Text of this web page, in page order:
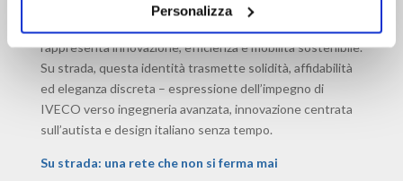
Personalizza
mirati: il rosso per i veicoli diesel e gas, simbolo di energia,
rappresenta innovazione, efficienza e mobilità sostenibile.
Su strada, questa identità trasmette solidità, affidabilità
ed eleganza discreta – espressione dell’impegno di
IVECO verso ingegneria avanzata, innovazione centrata
sull’autista e design italiano senza tempo.
Su strada: una rete che non si ferma mai